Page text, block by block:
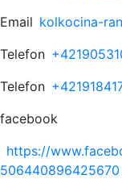
Email kolkocina-
Telefon
Telefon
facebook
https://
506440896425670